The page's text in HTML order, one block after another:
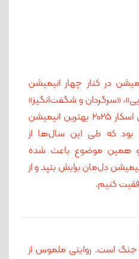
در کنار چهار انیمیشن
«سرگردان و شگفت‌انگیز»
و «اوه!» برای کسب جایزه‌ی اسکار 2025 بهترین انیمیشن
بود که طی این سال‌ها از
و همین موضوع باعث شده
دل‌مان برایش بتپد و از
کنیم.
جنگ است. روایتی ملموس از